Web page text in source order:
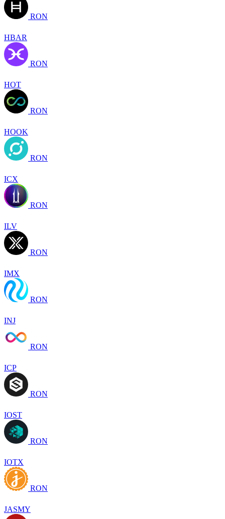
RON
HBAR
RON
HOT
RON
HOOK
RON
ICX
RON
ILV
RON
IMX
RON
INJ
RON
ICP
RON
IOST
RON
IOTX
RON
JASMY